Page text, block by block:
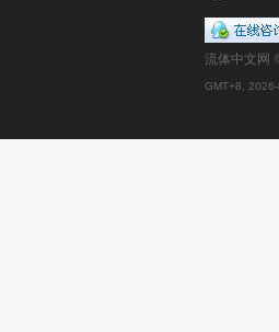
流体中文网
GMT+8,